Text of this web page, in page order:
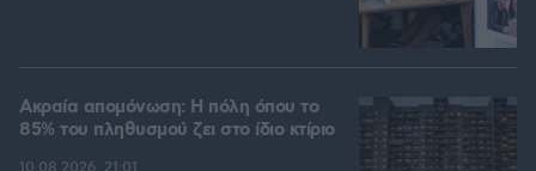
Ακραία απομόνωση: Η πόλη όπου το
85% του πληθυσμού ζει στο ίδιο κτίριο